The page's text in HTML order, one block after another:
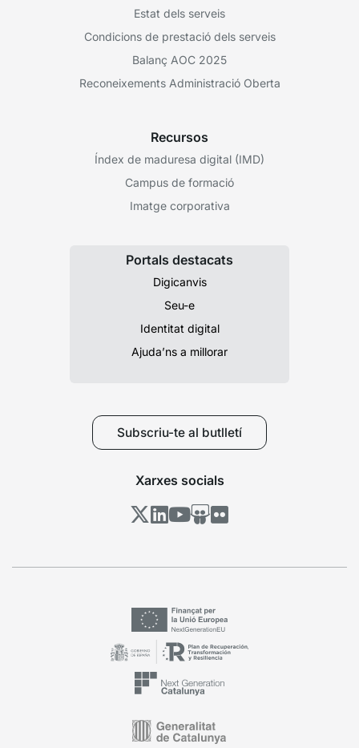
Estat dels serveis
Condicions de prestació dels serveis
Balanç AOC 2025
Reconeixements Administració Oberta
Recursos
Índex de maduresa digital (IMD)
Campus de formació
Imatge corporativa
Portals destacats
Digicanvis
Seu-e
Identitat digital
Ajuda’ns a millorar
Subscriu-te al butlletí
Xarxes socials